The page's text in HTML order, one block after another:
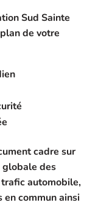
Sud Sainte
de votre
cadre sur
globale des
automobile,
commun ainsi